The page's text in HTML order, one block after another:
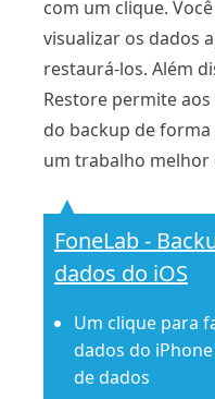
com um clique.
visualizar os dados
restaurá-los. Além
Restore permite
do backup de
um trabalho melhor
FoneLab -
dados do iOS
Um clique para
dados do
de dados